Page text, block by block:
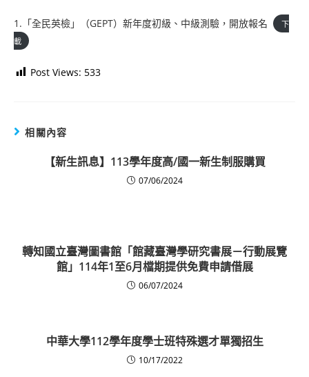
1.「全民英檢」（GEPT）新年度初級、中級測驗，開放報名
下
載
Post Views: 533
相關內容
【新生訊息】113學年度高/國一新生制服購買
07/06/2024
轉知國立臺灣圖書館「館藏臺灣學研究書展－行動展覽
館」114年1至6月檔期提供免費申請借展
06/07/2024
中華大學112學年度學士班特殊選才單獨招生
10/17/2022